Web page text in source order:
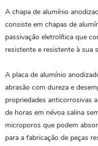
A chapa de alumínio
consiste em chapas de
passivação eletrolítica que
resistente e resistente à sua
A placa de alumínio
abrasão com dureza e
propriedades anticorrosivas
de horas em névoa salina
microporos que podem
para a fabricação de peças